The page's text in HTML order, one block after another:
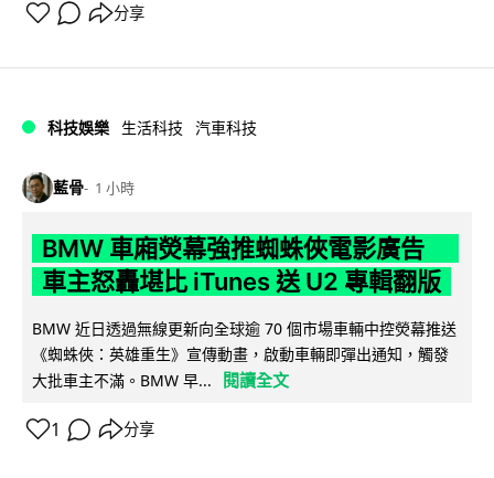
分享
科技娛樂 生活科技 汽車科技
藍骨 1 小時
BMW 車廂熒幕強推蜘蛛俠電影廣告
車主怒轟堪比 iTunes 送 U2 專輯翻版
BMW 近日透過無線更新向全球逾 70 個市場車輛中控熒幕推送
《蜘蛛俠：英雄重生》宣傳動畫，啟動車輛即彈出通知，觸發
大批車主不滿。BMW 早...
閱讀全文
1 分享